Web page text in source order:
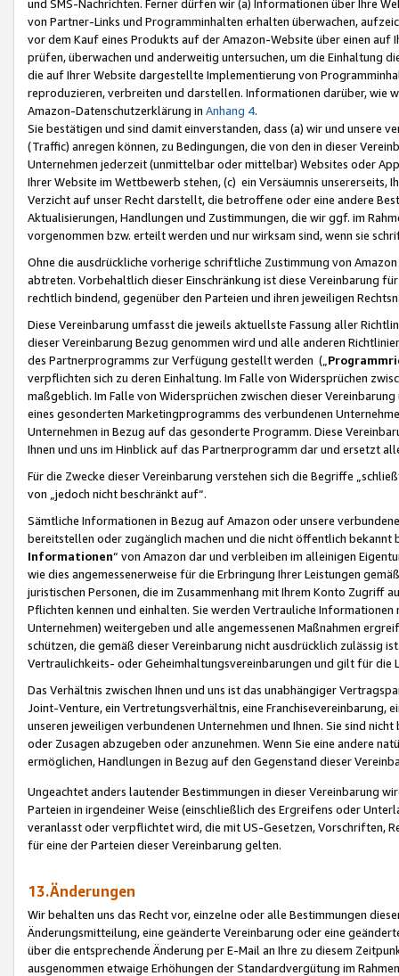
und SMS-Nachrichten. Ferner dürfen wir (a) Informationen über Ihre
von Partner-Links und Programminhalten erhalten überwachen,
vor dem Kauf eines Produkts auf der Amazon-Website über einen
prüfen, überwachen und anderweitig untersuchen, um die Einhaltung
die auf Ihrer Website dargestellte Implementierung von
reproduzieren, verbreiten und darstellen. Informationen darüber, wie
Amazon-Datenschutzerklärung in Anhang 4.
Sie bestätigen und sind damit einverstanden, dass (a) wir und
(Traffic) anregen können, zu Bedingungen, die von den in dieser
Unternehmen jederzeit (unmittelbar oder mittelbar) Websites oder
Ihrer Website im Wettbewerb stehen, (c) ein Versäumnis unsererseits,
Verzicht auf unser Recht darstellt, die betroffene oder eine andere
Aktualisierungen, Handlungen und Zustimmungen, die wir ggf. im
vorgenommen bzw. erteilt werden und nur wirksam sind, wenn sie
Ohne die ausdrückliche vorherige schriftliche Zustimmung von
abtreten. Vorbehaltlich dieser Einschränkung ist diese Vereinbarung
rechtlich bindend, gegenüber den Parteien und ihren jeweiligen
Diese Vereinbarung umfasst die jeweils aktuellste Fassung aller
dieser Vereinbarung Bezug genommen wird und alle anderen
des Partnerprogramms zur Verfügung gestellt werden („
verpflichten sich zu deren Einhaltung. Im Falle von Widersprüchen
maßgeblich. Im Falle von Widersprüchen zwischen dieser
eines gesonderten Marketingprogramms des verbundenen
Unternehmen in Bezug auf das gesonderte Programm. Diese
Ihnen und uns im Hinblick auf das Partnerprogramm dar und ersetzt
Für die Zwecke dieser Vereinbarung verstehen sich die Begriffe
von „jedoch nicht beschränkt auf“.
Sämtliche Informationen in Bezug auf Amazon oder unsere
bereitstellen oder zugänglich machen und die nicht öffentlich
Informationen“ von Amazon dar und verbleiben im alleinigen
wie dies angemessenerweise für die Erbringung Ihrer Leistungen
juristischen Personen, die im Zusammenhang mit Ihrem Konto
Pflichten kennen und einhalten. Sie werden Vertrauliche
Unternehmen) weitergeben und alle angemessenen Maßnahmen
schützen, die gemäß dieser Vereinbarung nicht ausdrücklich zulässig
Vertraulichkeits- oder Geheimhaltungsvereinbarungen und gilt für die
Das Verhältnis zwischen Ihnen und uns ist das unabhängiger
Joint-Venture, ein Vertretungsverhältnis, eine Franchisevereinbarung,
unseren jeweiligen verbundenen Unternehmen und Ihnen. Sie sind
oder Zusagen abzugeben oder anzunehmen. Wenn Sie eine andere
ermöglichen, Handlungen in Bezug auf den Gegenstand dieser
Ungeachtet anders lautender Bestimmungen in dieser Vereinbarung
Parteien in irgendeiner Weise (einschließlich des Ergreifens oder
veranlasst oder verpflichtet wird, die mit US-Gesetzen, Vorschriften,
für eine der Parteien dieser Vereinbarung gelten.
13.Änderungen
Wir behalten uns das Recht vor, einzelne oder alle Bestimmungen
Änderungsmitteilung, eine geänderte Vereinbarung oder eine
über die entsprechende Änderung per E-Mail an Ihre zu diesem
ausgenommen etwaige Erhöhungen der Standardvergütung im